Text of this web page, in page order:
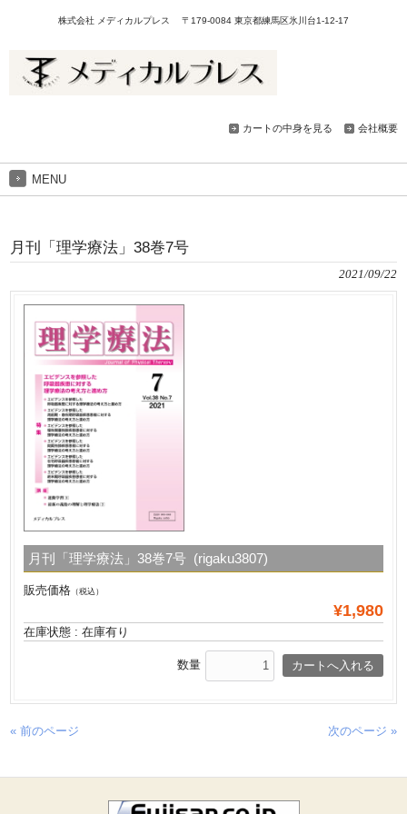
株式会社 メディカルプレス 〒179-0084 東京都練馬区氷川台1-12-17
カートの中身を見る 会社概要
MENU
月刊「理学療法」38巻7号
2021/09/22
月刊「理学療法」38巻7号 (rigaku3807)
販売価格 （税込）
¥1,980
在庫状態 : 在庫有り
数量
« 前のページ 次のページ »